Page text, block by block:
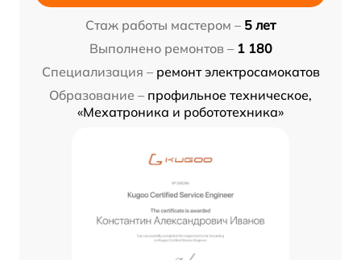
Стаж работы мастером – 5 лет
Выполнено ремонтов – 1 180
Специализация – ремонт электросамокатов
Образование – профильное техническое,
«Мехатроника и робототехника»